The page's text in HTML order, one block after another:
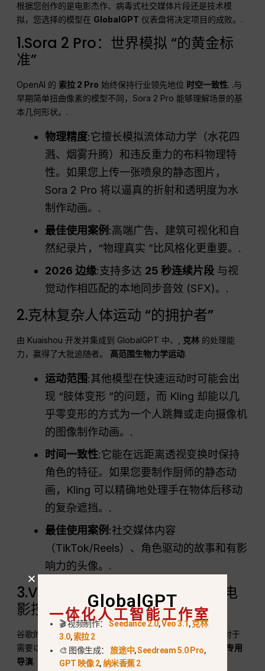
根据您创作的是电影杰作、病毒式社交媒体片段还是技术模
拟，您选择的模型在 GlobalGPT 仪表盘将决定项目的成败。.
1.Sora 2 Pro：世界模拟 “的黄金标
准”
OpenAI 的 索拉 2 Pro 始终保持行业领先地位 时空一致性. .与
早期简单扭曲像素的模型不同，Sora 2 Pro 能够理解场景的基
本几何形状。.
物理精度:它擅长模拟流体动力学（水花四
溅、烟雾升腾）和违反重力的布料物理特
性。如果您上传一张喷泉的静态图片，
Sora 2 Pro 将以逼真的折射和透明度为水
制作动画。.
最佳使用案例:高端广告、建筑可视化和自
然纪录片，“物理真实 ”比风格化更重要。.
2026 边缘:支持多达 25 秒连续片段 与视
觉动作相匹配的本地同步音效 (SFX)。.
2.克林复杂人体运动 “的拥护者”
由 Kuaishou 开发并集成到 GlobalGPT 中、, 克林 的处理能
力，赢得了大批追随者。 高范围生物力学运动.
运动范围:其他模型在快速运动时可能会出
现 “肢体变形 ”的问题，而 Kling 却能以几
乎零变形的方式为一个人跳舞或走向摄像机
的图像制作动画。.
时间一致性:它能在远距离透视变换时保持
角色的特征。如果您要制作厨师的静态动
画，Kling 可以精确地处理手在物体后移动
的复杂遮挡。.
最佳使用案例:社交媒体内容
（TikTok/Reels）、角色驱动的故事和有影
响力的头像。.
3.Veo 3.1（谷歌 DeepMind）：电
影控制的 “导演之选
谷歌的 Veo 3.1 专注于电影语言，而不仅仅是原始物理。对于
需要以下功能的用户来说，它是反应最灵敏的引擎摄像机专用
导演.
GlobalGPT
一体化人工智能工作室
🎬 视频制作：Seedance 2.0,Veo 3.1,克林
3.0,索拉 2
🎨 图像生成：旅途中,Seedream 5.0 Pro,
GPT 映像 2,纳米香蕉 2